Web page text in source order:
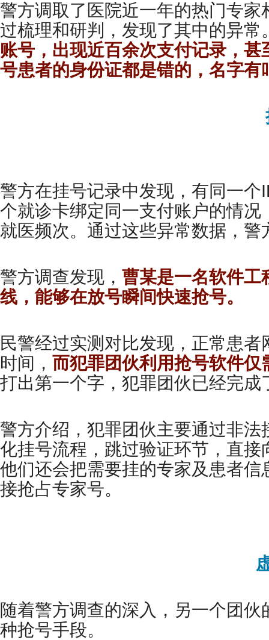
警方调取了医院近一年的热门专
过梳理和研判，发现了其中的异
账号，出现近百余次支付记录，
号患者的身份证都是错的，名字有
警方在挂号记录中发现，有同一
个就诊卡绑定同一支付账户的情
就医频次。通过这些异常数据，
警方调查发现， 曹某是一名软件工
线，能够在放号瞬间快速抢号。
民警经过实测对比发现，正常患
时间， 而犯罪团伙利用抢号软件
打出第一个字，犯罪团伙已经完成
警方介绍，犯罪团伙主要通过非
化挂号流程，跳过验证环节，直
他们还会把需要挂的专家及患者
接抢占专家号。
随着警方调查的深入，另一个团
种抢号手段。